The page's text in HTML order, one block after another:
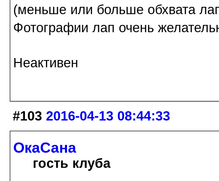
(меньше или больше обхвата
Фотографии лап очень
Неактивен
#103 2016-04-13 08:44:33
ОкаСана
гость клуба